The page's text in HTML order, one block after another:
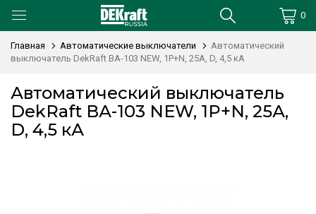
0
Главная Автоматические выключатели
Автоматический
выключатель DekRaft ВА-103 NEW, 1P+N, 25А, D, 4,5 кА
Автоматический выключатель
DekRaft ВА-103 NEW, 1P+N, 25А,
D, 4,5 кА